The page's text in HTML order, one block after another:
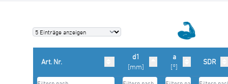
Art. Nr.
d1
[mm]
a
[°]
SDR